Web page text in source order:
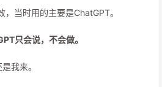
当时用的主要是ChatGPT。
只会说，不会做。
我来。